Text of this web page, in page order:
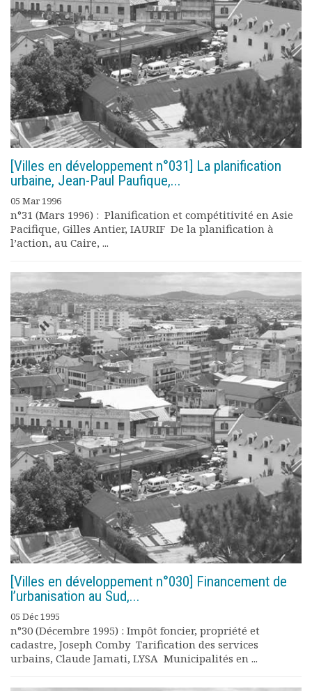
Rapports moraux
Rapports financiers
Nous rejoindre
Le bulletin
Présentation du bulletin
Comité de rédaction
Bulletins Villes en
développement
Kiosk
Ressources
Nos actions
Dîners débats
Journées d’études
Concours vidéo
Evénements
Publications et rapports
Documents
Les adhérents
Annuaire
Offres d’emploi
Forum
Actualités
Nous contacter
[Villes en développement n°031] La planification
urbaine, Jean-Paul Paufique,...
05 Mar 1996
n°31 (Mars 1996) : Planification et compétitivité en Asie
Pacifique, Gilles Antier, IAURIF De la planification à
l’action, au Caire, ...
[Villes en développement n°030] Financement de
l’urbanisation au Sud,...
05 Déc 1995
n°30 (Décembre 1995) : Impôt foncier, propriété et
cadastre, Joseph Comby Tarification des services
urbains, Claude Jamati, LYSA Municipalités en ...